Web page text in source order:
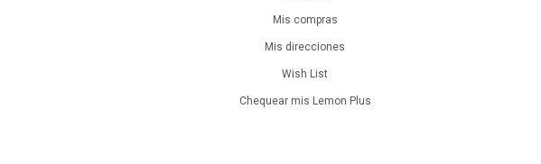
Mis compras
Mis direcciones
Wish List
Chequear mis Lemon Plus